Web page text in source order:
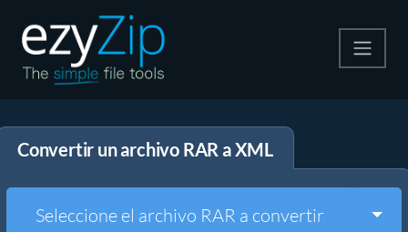
Descomprime
Convertir un archivo RAR a XML
Seleccione el archivo RAR a convertir